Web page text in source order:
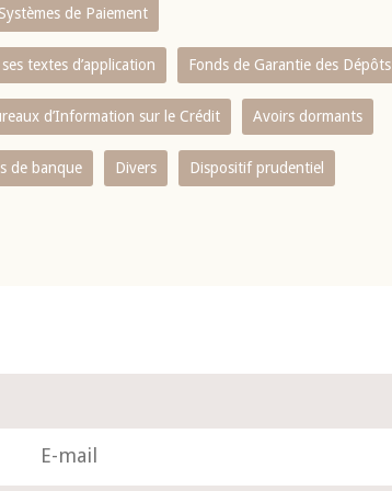
Systèmes de Paiement
textes d’application Fonds de Garantie des Dépôts
d’Information sur le Crédit Avoirs dormants
de banque Divers Dispositif prudentiel